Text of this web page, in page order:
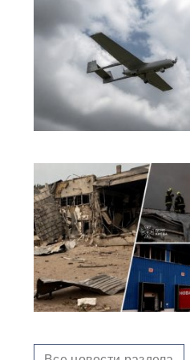
«Первый сценарий уже
запущен»: в России назвали
три варианта, после которых
Киеву будет не до терактов
«У Путина лопнуло
терпение»: Россия взяла под
«93 метра под землей»:
Зеленского спрятали в
бункер после мощного удара
по Киеву
"Мешали жить проблемы":
друг Усольцевых получил от
них загадочное послание
показал подземный завод